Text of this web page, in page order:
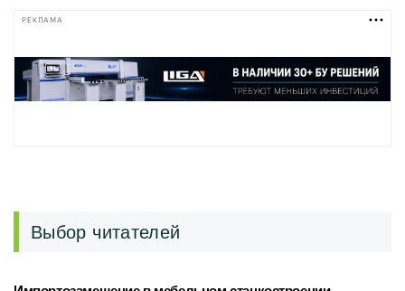
РЕКЛАМА
Выбор читателей